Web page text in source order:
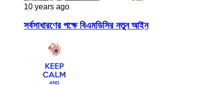
10 years ago
সর্বসাধারণের পক্ষে বিএমডিসির নতুন আইন